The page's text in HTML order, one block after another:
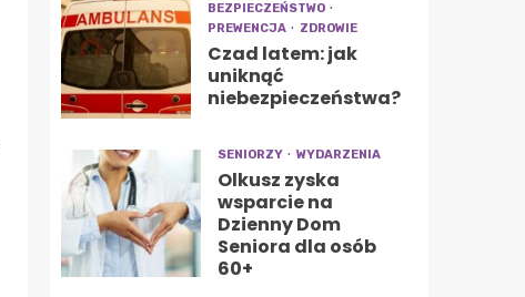
BEZPIECZEŃSTWO
PREWENCJA
ZDROWIE
Czad latem: jak
uniknąć
niebezpieczeństwa?
SENIORZY WYDARZENIA
Olkusz zyska
wsparcie na
Dzienny Dom
Seniora dla osób
60+